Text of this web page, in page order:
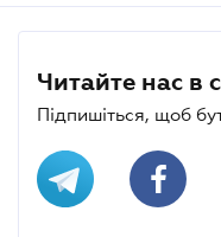
Читайте нас в
Підпишіться, щоб